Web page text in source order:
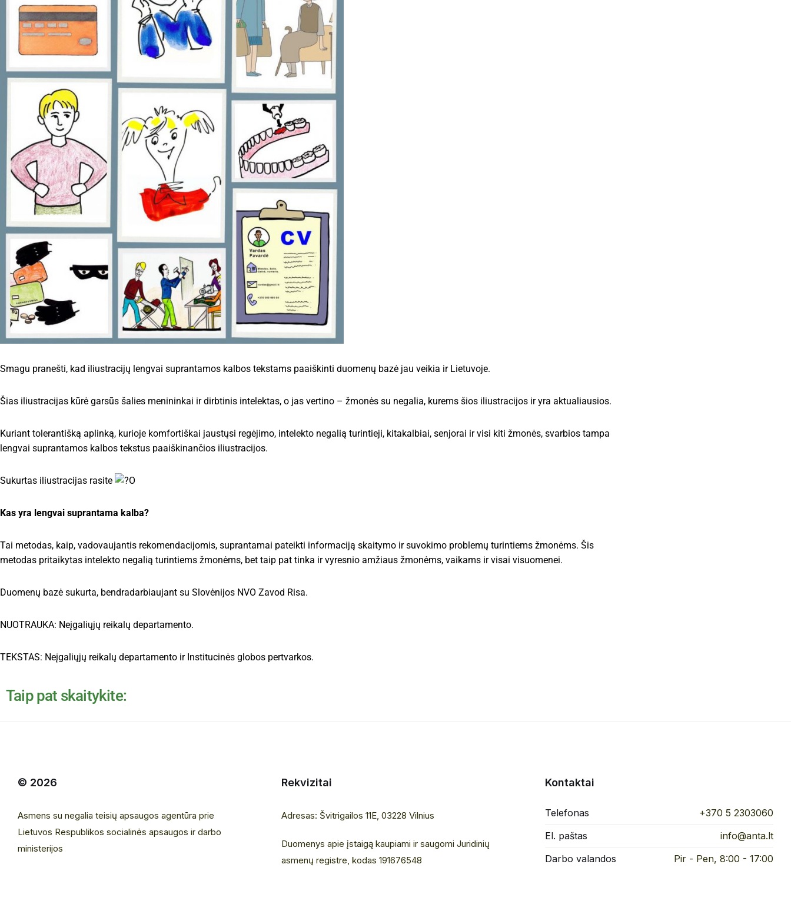
Smagu pranešti, kad iliustracijų lengvai suprantamos kalbos tekstams paaiškinti duomenų bazė jau veikia ir Lietuvoje.
Šias iliustracijas kūrė garsūs šalies menininkai ir dirbtinis intelektas, o jas vertino – žmonės su negalia, kurems šios iliustracijos ir yra aktualiausios.
Kuriant tolerantišką aplinką, kurioje komfortiškai jaustųsi regėjimo, intelekto negalią turintieji, kitakalbiai, senjorai ir visi kiti žmonės, svarbios tampa
lengvai suprantamos kalbos tekstus paaiškinančios iliustracijos.
️Sukurtas iliustracijas rasite O
Kas yra lengvai suprantama kalba?
Tai metodas, kaip, vadovaujantis rekomendacijomis, suprantamai pateikti informaciją skaitymo ir suvokimo problemų turintiems žmonėms. Šis
metodas pritaikytas intelekto negalią turintiems žmonėms, bet taip pat tinka ir vyresnio amžiaus žmonėms, vaikams ir visai visuomenei.
Duomenų bazė sukurta, bendradarbiaujant su Slovėnijos NVO Zavod Risa.
NUOTRAUKA: Neįgaliųjų reikalų departamento.
TEKSTAS: Neįgaliųjų reikalų departamento ir Institucinės globos pertvarkos.
Taip pat skaitykite:
© 2026
Asmens su negalia teisių apsaugos agentūra prie
Lietuvos Respublikos socialinės apsaugos ir darbo
ministerijos
Rekvizitai
Adresas: Švitrigailos 11E, 03228 Vilnius
Duomenys apie įstaigą kaupiami ir saugomi Juridinių
asmenų registre, kodas 191676548
Kontaktai
Telefonas
+370 5 2303060
El. paštas
info@anta.lt
Darbo valandos
Pir - Pen, 8:00 - 17:00